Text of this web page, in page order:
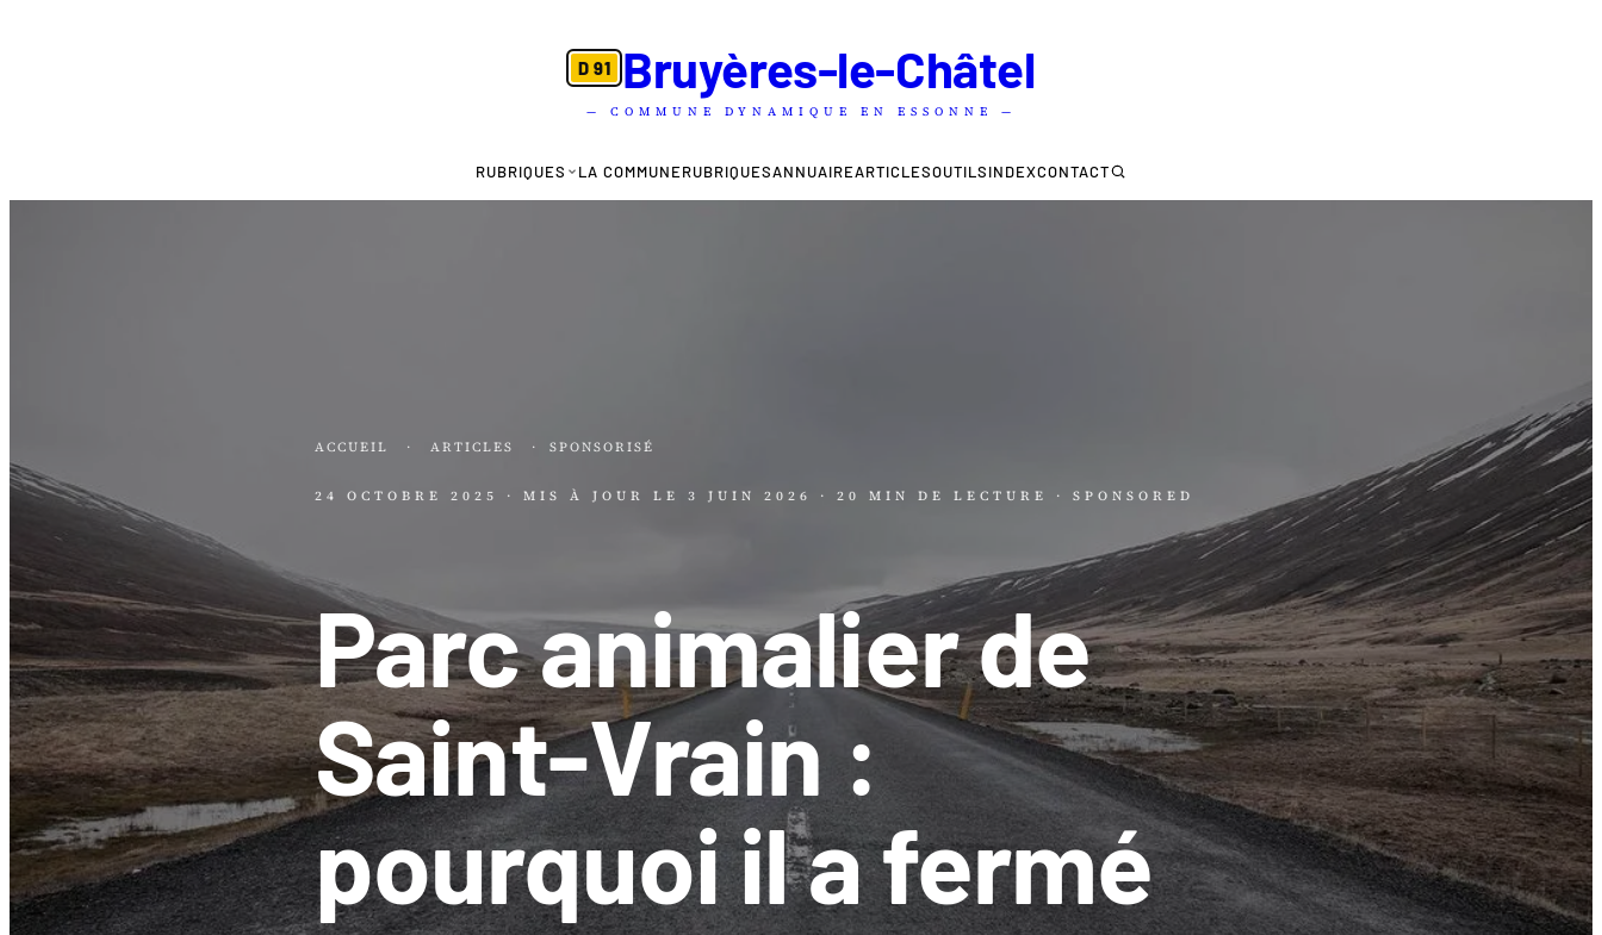
D 91 Bruyères-le-Châtel
— COMMUNE DYNAMIQUE EN ESSONNE —
RUBRIQUES LA COMMUNERUBRIQUESANNUAIREARTICLESOUTILSINDEXCONTACT
ACCUEIL · ARTICLES · SPONSORISÉ
24 OCTOBRE 2025 · MIS À JOUR LE 3 JUIN 2026 · 20 MIN DE LECTURE · SPONSORED
Parc animalier de
Saint-Vrain :
pourquoi il a fermé